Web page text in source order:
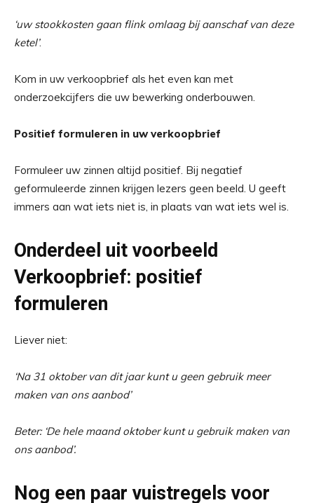
‘uw stookkosten gaan flink omlaag bij aanschaf van deze
ketel’.
Kom in uw verkoopbrief als het even kan met
onderzoekcijfers die uw bewerking onderbouwen.
Positief formuleren in uw verkoopbrief
Formuleer uw zinnen altijd positief. Bij negatief
geformuleerde zinnen krijgen lezers geen beeld. U geeft
immers aan wat iets niet is, in plaats van wat iets wel is.
Onderdeel uit voorbeeld
Verkoopbrief: positief
formuleren
Liever niet:
‘Na 31 oktober van dit jaar kunt u geen gebruik meer
maken van ons aanbod’
Beter: ‘De hele maand oktober kunt u gebruik maken van
ons aanbod’.
Nog een paar vuistregels voor